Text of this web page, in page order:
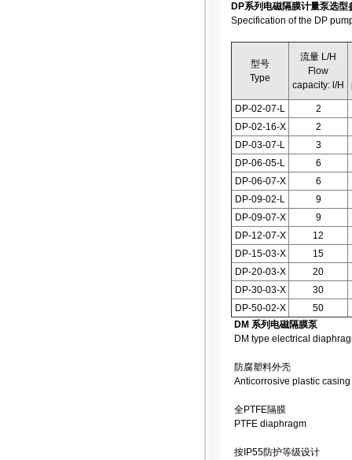
DP系列电磁隔膜计量泵选型
Specification of the DP
型号
Type
流量 L/H
Flow
capacity: l/H
DP-02-07-L
2
DP-02-16-X
2
DP-03-07-L
3
DP-06-05-L
6
DP-06-07-X
6
DP-09-02-L
9
DP-09-07-X
9
DP-12-07-X
12
DP-15-03-X
15
DP-20-03-X
20
DP-30-03-X
30
DP-50-02-X
50
DM 系列电磁隔膜泵
DM type electrical
防腐塑料外壳
Anticorrosive plastic casing
全PTFE隔膜
PTFE diaphragm
按IP55防护等级设计